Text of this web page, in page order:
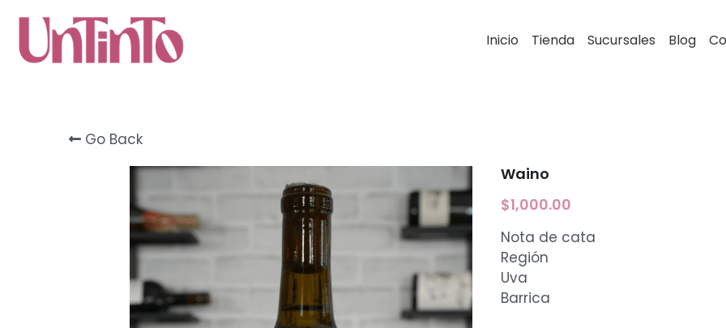
Inicio Tienda Sucursales Blog
Go Back
Waino
$1,000.00
Nota de cata
Región
Uva
Barrica